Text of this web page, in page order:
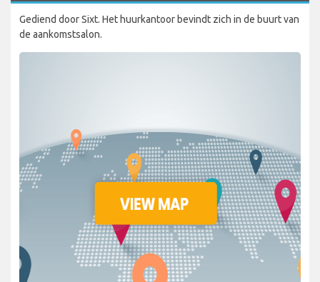
Gediend door Sixt. Het huurkantoor bevindt zich in de buurt van
de aankomstsalon.